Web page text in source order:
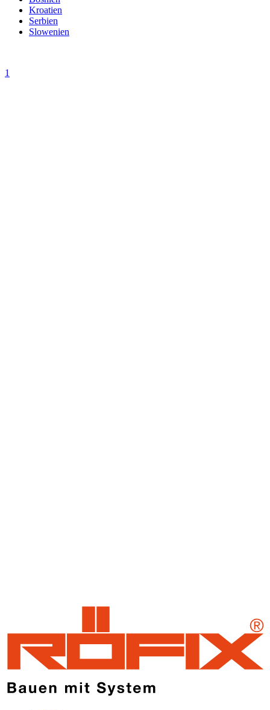
Kroatien
Serbien
Slowenien
1